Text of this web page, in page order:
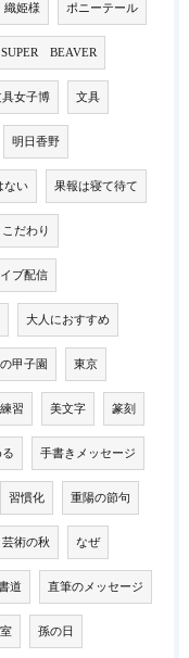
織姫様 ポニーテール
SUPER BEAVER
具女子博 文具
明日香野
ない 果報は寝て待て
こだわり
ブ配信
大人におすすめ
甲子園 東京
習 美文字 篆刻
手書きメッセージ
習慣化 重陽の節句
芸術の秋 なぜ
道 直筆のメッセージ
孫の日